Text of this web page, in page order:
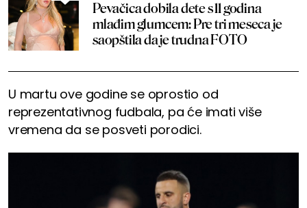
Pevačica dobila dete s 11 godina
mlađim glumcem: Pre tri meseca je
saopštila da je trudna FOTO
U martu ove godine se oprostio od
reprezentativnog fudbala, pa će imati više
vremena da se posveti porodici.